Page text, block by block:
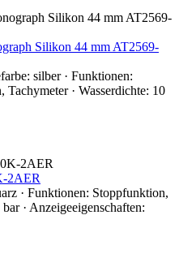
Silikon 44 mm AT2569-
silber · Funktionen:
· Wasserdichte: 10
2AER
· Funktionen: Stoppfunktion,
· Anzeigeeigenschaften: